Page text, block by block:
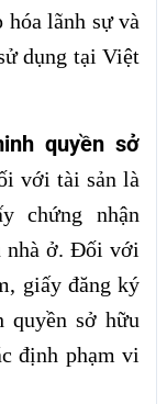
hóa lãnh sự và
dụng tại Việt
quyền sở
với tài sản là
chứng nhận
nhà ở. Đối với
giấy đăng ký
quyền sở hữu
định phạm vi